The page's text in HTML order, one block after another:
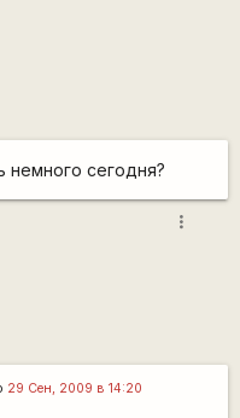
немного сегодня?
more_vert
29 Сен, 2009 в 14:20